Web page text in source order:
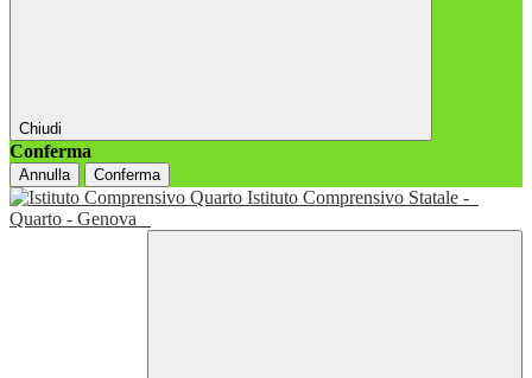
Chiudi
Conferma
Annulla Conferma
Istituto Comprensivo Statale -
Quarto - Genova